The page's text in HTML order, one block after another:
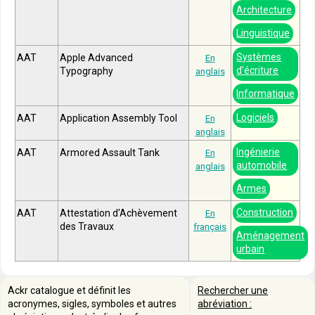
Architecture
Linguistique
AAT
Apple Advanced
Typography
En
anglais
Systèmes
d’écriture
Informatique
AAT Application Assembly Tool
En
anglais
Logiciels
AAT Armored Assault Tank
En
anglais
Ingénierie
automobile
Armes
AAT
Attestation d'Achèvement
des Travaux
En
français
Construction
Aménagement
urbain
Rechercher une
abréviation :
Ackr catalogue et définit les
acronymes, sigles, symboles et autres